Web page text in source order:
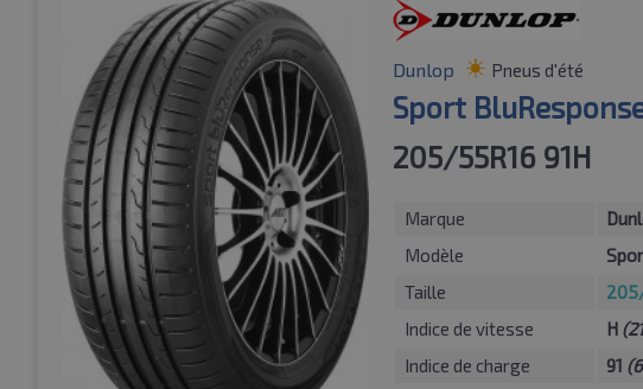
Dunlop Pneus d'été
Sport
205/55R16 91H
Marque
Modèle
Taille
Indice de vitesse
H
Indice de charge
91